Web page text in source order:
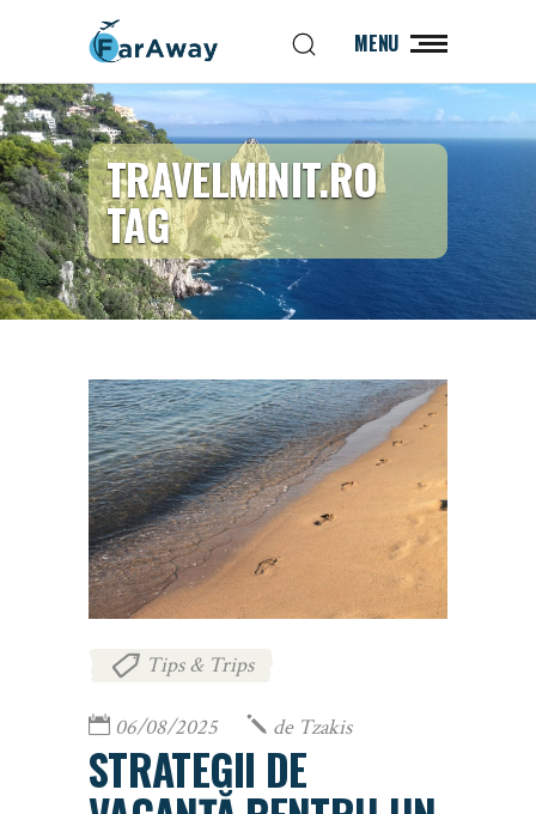
MENU
TRAVELMINIT.RO
TAG
Tips & Trips
06/08/2025 de Tzakis
STRATEGII DE